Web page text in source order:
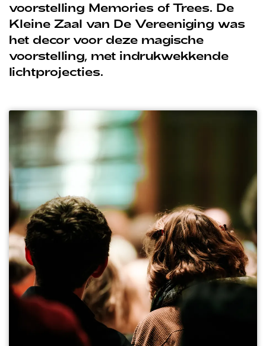
voorstelling Memories of Trees. De
Kleine Zaal van De Vereeniging was
het decor voor deze magische
voorstelling, met indrukwekkende
lichtprojecties.